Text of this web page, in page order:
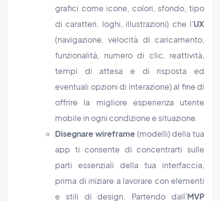
grafici come icone, colori, sfondo, tipo
di caratteri, loghi, illustrazioni) che l'UX
(navigazione, velocità di caricamento,
funzionalità, numero di clic, reattività,
tempi di attesa e di risposta ed
eventuali opzioni di interazione) al fine di
offrire la migliore esperienza utente
mobile in ogni condizione e situazione.
Disegnare wireframe(modelli) della tua
app ti consente di concentrarti sulle
parti essenziali della tua interfaccia,
prima di iniziare a lavorare con elementi
e stili di design. Partendo dall'MVP